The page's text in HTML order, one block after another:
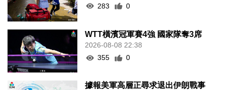
283
0
WTT橫濱冠軍賽4強 國家隊奪3席
2026-08-08 22:38
355
0
據報美軍高層正尋求退出伊朗戰事